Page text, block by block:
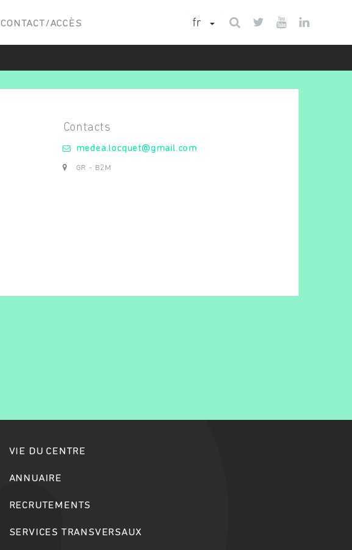
CONTACT/ACCÈS fr
medea.locquet@gmail.com
GR - B2M
VIE DU CENTRE
ANNUAIRE
RECRUTEMENTS
SERVICES TRANSVERSAUX